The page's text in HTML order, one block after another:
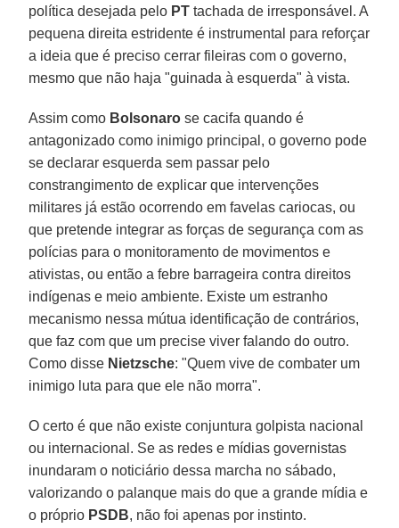
política desejada pelo PT tachada de irresponsável. A
pequena direita estridente é instrumental para reforçar
a ideia que é preciso cerrar fileiras com o governo,
mesmo que não haja "guinada à esquerda" à vista.
Assim como Bolsonaro se cacifa quando é
antagonizado como inimigo principal, o governo pode
se declarar esquerda sem passar pelo
constrangimento de explicar que intervenções
militares já estão ocorrendo em favelas cariocas, ou
que pretende integrar as forças de segurança com as
polícias para o monitoramento de movimentos e
ativistas, ou então a febre barrageira contra direitos
indígenas e meio ambiente. Existe um estranho
mecanismo nessa mútua identificação de contrários,
que faz com que um precise viver falando do outro.
Como disse Nietzsche: "Quem vive de combater um
inimigo luta para que ele não morra".
O certo é que não existe conjuntura golpista nacional
ou internacional. Se as redes e mídias governistas
inundaram o noticiário dessa marcha no sábado,
valorizando o palanque mais do que a grande mídia e
o próprio PSDB, não foi apenas por instinto.